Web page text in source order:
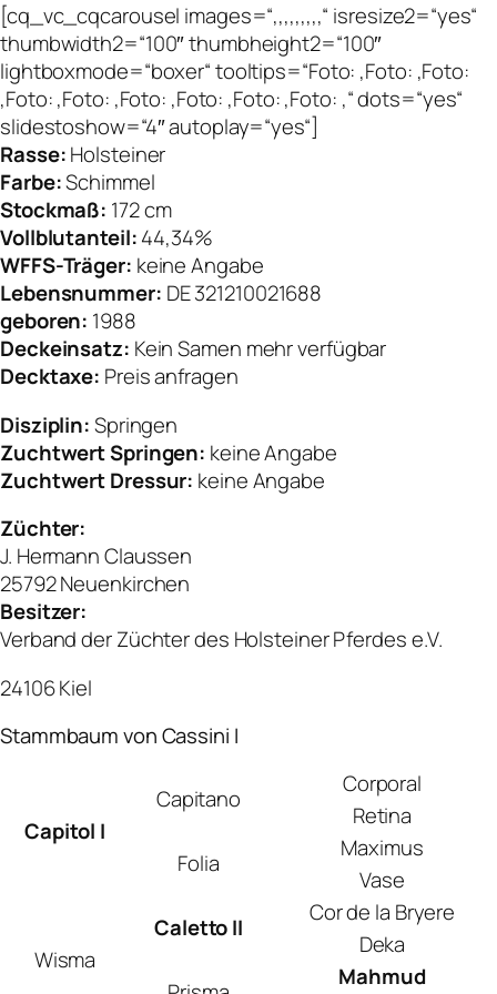
[cq_vc_cqcarousel images=“,,,,,,,,,“ isresize2=“yes“
thumbwidth2=“100″ thumbheight2=“100″
lightboxmode=“boxer“ tooltips=“Foto: ,Foto: ,Foto:
,Foto: ,Foto: ,Foto: ,Foto: ,Foto: ,Foto: ,“ dots=“yes“
slidestoshow=“4″ autoplay=“yes“]
Rasse:Holsteiner
Farbe:Schimmel
Stockmaß: 172 cm
Vollblutanteil:44,34%
WFFS-Träger: keine Angabe
Lebensnummer: DE 321210021688
geboren: 1988
Deckeinsatz: Kein Samen mehr verfügbar
Decktaxe: Preis anfragen
Disziplin:Springen
Zuchtwert Springen: keine Angabe
Zuchtwert Dressur: keine Angabe
Züchter:
J. Hermann Claussen
25792 Neuenkirchen
Besitzer:
Verband der Züchter des Holsteiner Pferdes e.V.
24106 Kiel
Stammbaum von Cassini I
Capitol I
Capitano
Corporal
Retina
Folia
Maximus
Vase
Wisma
Caletto II
Cor de la Bryere
Deka
Mahmud